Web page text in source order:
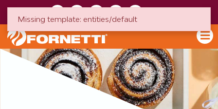
Missing template: entities/default